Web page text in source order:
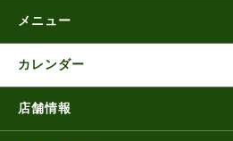
メニュー
カレンダー
店舗情報